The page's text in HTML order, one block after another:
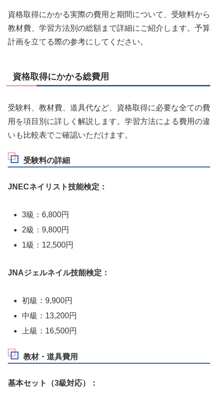
資格取得にかかる実際の費用と期間について、受験料から
教材費、学習方法別の総額まで詳細にご紹介します。予算
計画を立てる際の参考にしてください。
資格取得にかかる総費用
受験料、教材費、道具代など、資格取得に必要な全ての費
用を項目別に詳しく解説します。学習方法による費用の違
いも比較表でご確認いただけます。
受験料の詳細
JNECネイリスト技能検定：
3級：6,800円
2級：9,800円
1級：12,500円
JNAジェルネイル技能検定：
初級：9,900円
中級：13,200円
上級：16,500円
教材・道具費用
基本セット（3級対応）：